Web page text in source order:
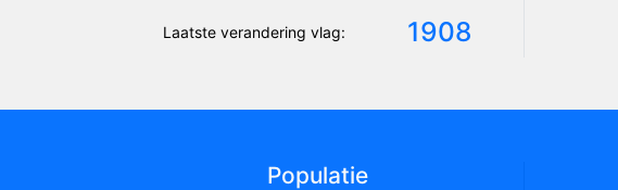
Laatste verandering vlag: 1908
Populatie